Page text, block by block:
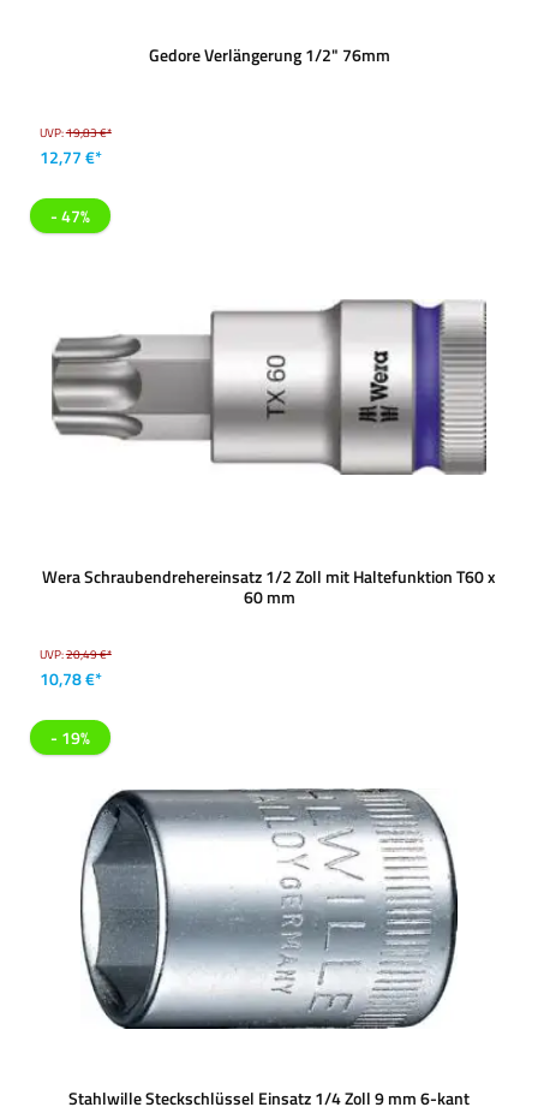
Gedore Verlängerung 1/2" 76mm
UVP:19,83 €*
12,77 €*
- 47%
Wera Schraubendrehereinsatz 1/2 Zoll mit Haltefunktion T60 x
60 mm
UVP:20,49 €*
10,78 €*
- 19%
Stahlwille Steckschlüssel Einsatz 1/4 Zoll 9 mm 6-kant